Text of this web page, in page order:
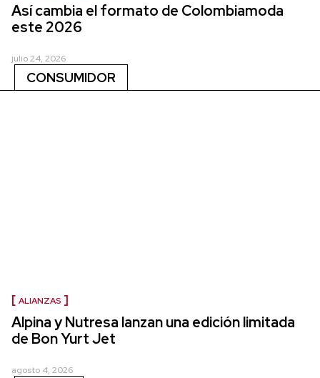
Así cambia el formato de Colombiamoda
este 2026
julio 24, 2026
CONSUMIDOR
ALIANZAS
Alpina y Nutresa lanzan una edición limitada
de Bon Yurt Jet
agosto 4, 2026